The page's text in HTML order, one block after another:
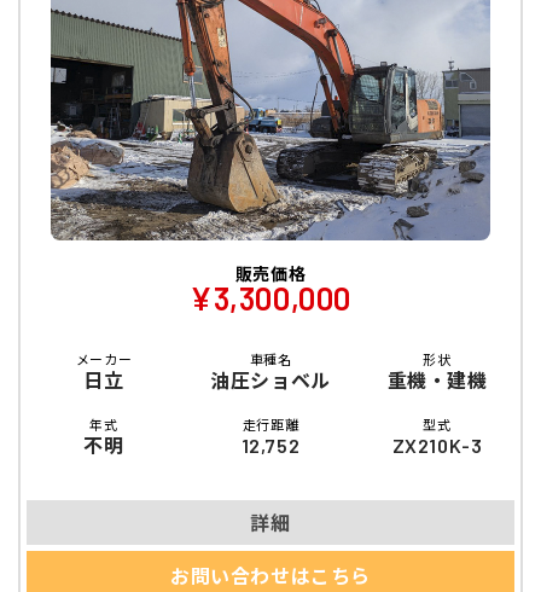
販売価格
¥3,300,000
メーカー
日立
車種名
油圧ショベル
形状
重機・建機
年式
不明
走行距離
12,752
型式
ZX210K-3
詳細
お問い合わせはこちら